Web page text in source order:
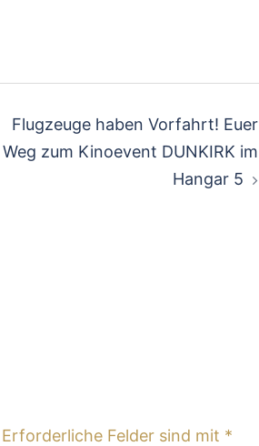
Flugzeuge haben Vorfahrt! Euer
Weg zum Kinoevent DUNKIRK im
Hangar 5
Erforderliche Felder sind mit *